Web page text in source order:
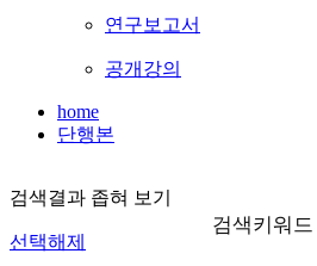
연구보고서
공개강의
home
단행본
검색결과 좁혀 보기
선택해제
검색키워드